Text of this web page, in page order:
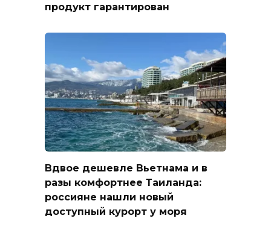
продукт гарантирован
Вдвое дешевле Вьетнама и в
разы комфортнее Таиланда:
россияне нашли новый
доступный курорт у моря